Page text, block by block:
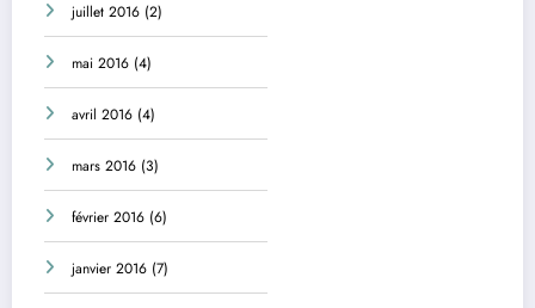
juillet 2016 (2)
mai 2016 (4)
avril 2016 (4)
mars 2016 (3)
février 2016 (6)
janvier 2016 (7)